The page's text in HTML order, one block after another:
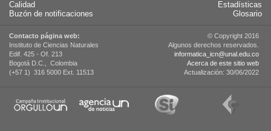
Calidad
Buzón de notificaciones
Estadísticas
Glosario
Contacto página web:
Instituto de Ciencias Naturales
Edif. 425 - Of. 213
Bogotá D.C., Colombia
(+57 1) 316 5000 Ext. 11513
© Copyright 2016
Algunos derechos reservados.
informatica_icn@unal.edu.co
Acerca de este sitio web
Actualización: 30/06/2022